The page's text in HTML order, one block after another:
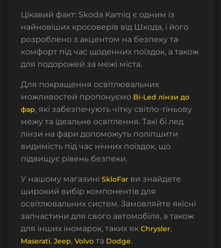
Цікавий факт: Skoda Kamiq є одним із
найновіших кросоверів від Шкода, і його
розроблено з акцентом на безпеку та
комфорт під час щоденних поїздок, а також
для подорожей за межі міста.
Для покращення освітлювальних
можливостей пропонуємо Bi-Led лінзи до
фар, які забезпечують чітку світло-тіньову
межу та ідеальне освітлення. Такі бі лед
лінзи на фари допоможуть поліпшити
видимість під час нічних поїздок, що
підвищує рівень безпеки.
У нашому магазині SkloFar ви знайдете
широкий вибір компонентів для
освітлювальних систем. Замовляйте якісні
запчастини для свого автомобіля, а також
для інших іномарок, таких як Chrysler,
Maserati, Jeep, Volvo та Dodge.